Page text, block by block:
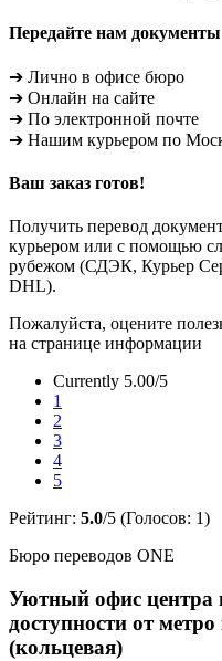
Передайте нам документы
➔ Лично в офисе бюро
➔ Онлайн на сайте
➔ По электронной почте
➔ Нашим курьером по
Ваш заказ готов!
Получить перевод
курьером или с помощью
рубежом (СДЭК, Курьер
DHL).
Пожалуйста, оцените
на странице информации
Currently 5.00/5
1
2
3
4
5
Рейтинг: 5.0/5 (Голосов: 1)
Бюро переводов ONE
Уютный офис центра
доступности от
(кольцевая)